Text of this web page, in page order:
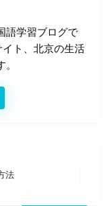
語学習ブログで
ト、北京の生活
法